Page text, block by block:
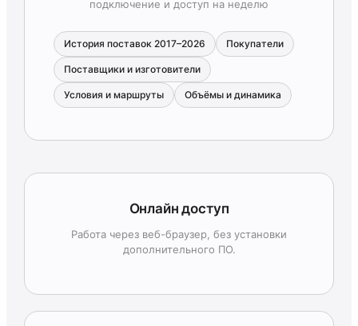
подключение и доступ на неделю
История поставок 2017–2026 Покупатели
Поставщики и изготовители
Условия и маршруты Объёмы и динамика
Онлайн доступ
Работа через веб-браузер, без установки
дополнительного ПО.